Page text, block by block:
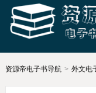
资源帝电子书导航 > 外文电